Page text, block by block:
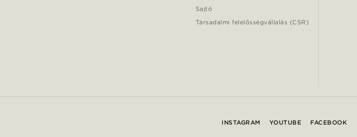
Sajtó
Társadalmi felelősségvállalás (CSR)
INSTAGRAM YOUTUBE FACEBOOK